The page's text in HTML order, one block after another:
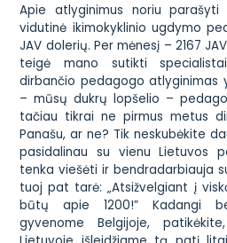
Apie atlyginimus noriu parašyti
vidutinė ikimokyklinio ugdymo
JAV dolerių. Per mėnesį – 2167
teigė mano sutikti
dirbančio pedagogo atlyginimas
– mūsų dukrų lopšelio –
tačiau tikrai ne pirmus metus
Panašu, ar ne? Tik neskubėkite
pasidalinau su vienu Lietuvos
tenka viešėti ir bendradarbiauja
tuoj pat tarė:„Atsižvelgiant į
būtų apie 1200!” Kadangi
gyvenome Belgijoje,